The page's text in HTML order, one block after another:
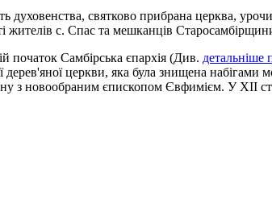
духовенства, святково прибрана церква,
жителів с. Спас та мешканців
початок Самбірська єпархія (Див. детальніше
церкви, яка була знищена
з новообраним єпископом Євфимієм. У ХІІ